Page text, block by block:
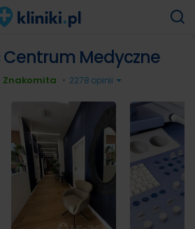
Centrum Medyczne
Znakomita • 2278 opinii